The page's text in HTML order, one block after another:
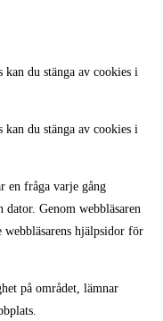
kan du stänga av cookies i
kan du stänga av cookies i
en fråga varje gång
Genom webbläsaren
webbläsarens hjälpsidor för
på området, lämnar